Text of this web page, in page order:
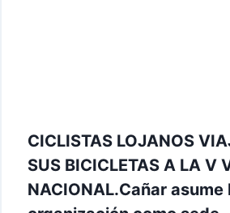
CICLISTAS LOJANOS
SUS BICICLETAS A LA V
NACIONAL.Cañar asume